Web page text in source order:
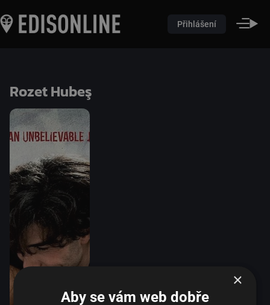
Přihlášení
Rozet Hubeş
×
Aby se vám web dobře